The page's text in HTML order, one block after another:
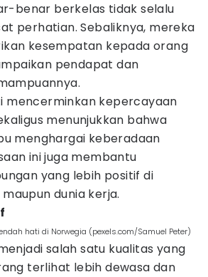
benar berkelas tidak selalu
perhatian. Sebaliknya, mereka
kesempatan kepada orang
pendapat dan
mencerminkan kepercayaan
menunjukkan bahwa
menghargai keberadaan
ini juga membantu
yang lebih positif di
dunia kerja.
hati di Norwegia (pexels.com/Samuel Peter)
salah satu kualitas yang
terlihat lebih dewasa dan